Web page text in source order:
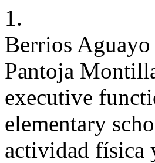
1.
Berrios Aguayo
Pantoja
executive
elementary
actividad física